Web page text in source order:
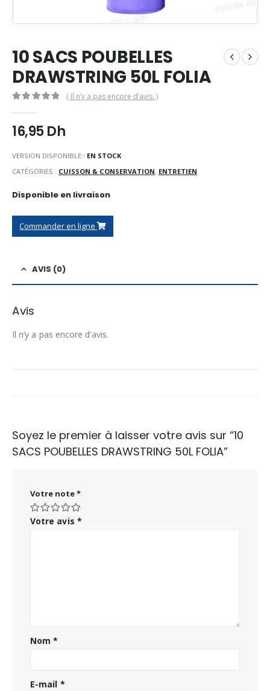
10 SACS POUBELLES
DRAWSTRING 50L FOLIA
( Il n’y a pas encore d’avis. )
16,95Dh
VERSION DISPONIBLE:: EN STOCK
CATÉGORIES : CUISSON & CONSERVATION, ENTRETIEN
Disponible en livraison
Commander en ligne
AVIS (0)
Avis
Il n’y a pas encore d’avis.
Soyez le premier à laisser votre avis sur “10
SACS POUBELLES DRAWSTRING 50L FOLIA”
Votre note*
Votre avis *
Nom*
E-mail *